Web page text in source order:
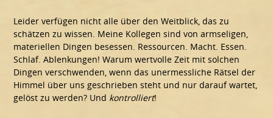
Leider verfügen nicht alle über den Weitblick, das zu
schätzen zu wissen. Meine Kollegen sind von armseligen,
materiellen Dingen besessen. Ressourcen. Macht. Essen.
Schlaf. Ablenkungen! Warum wertvolle Zeit mit solchen
Dingen verschwenden, wenn das unermessliche Rätsel der
Himmel über uns geschrieben steht und nur darauf wartet,
gelöst zu werden? Und kontrolliert!